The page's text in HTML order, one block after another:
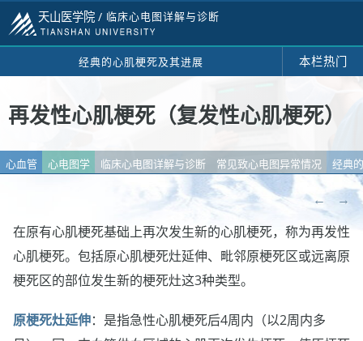
天山医学院 / 临床心电图详解与诊断
经典的心肌梗死及其进展 本栏热门
再发性心肌梗死（复发性心肌梗死）
心血管 心电图学 临床心电图详解与诊断 常见致心电图异常情况 经典
←
→
在原有心肌梗死基础上再次发生新的心肌梗死，称为再发性
心肌梗死。包括原心肌梗死灶延伸、毗邻原梗死区或远离原
梗死区的部位发生新的梗死灶这3种类型。
原梗死灶延伸：是指急性心肌梗死后4周内（以2周内多